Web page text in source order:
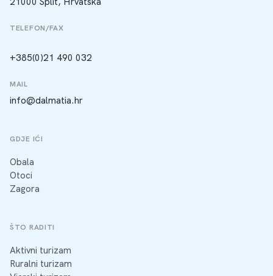
TELEFON/FAX
+385(0)21 490 032
MAIL
info@dalmatia.hr
GDJE IĆI
Obala
Otoci
Zagora
ŠTO RADITI
Aktivni turizam
Ruralni turizam